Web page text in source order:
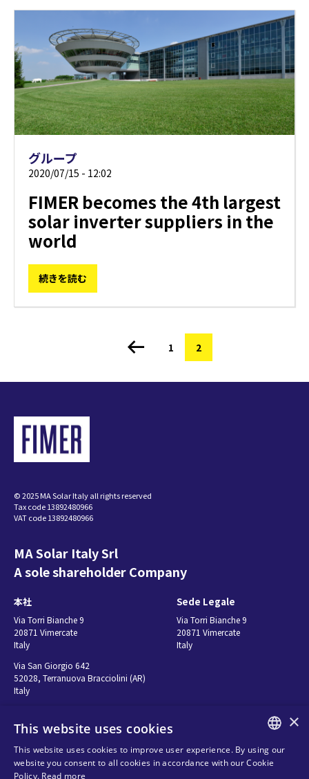
グループ
2020/07/15 - 12:02
FIMER becomes the 4th largest
solar inverter suppliers in the
world
続きを読む
ー
送
り
ペ
1
カ
2
© 2025 MA Solar Italy all rights reserved
Tax code 13892480966
VAT code 13892480966
MA Solar Italy Srl
A sole shareholder Company
本社
Via Torri Bianche 9
20871 Vimercate
Italy
Via San Giorgio 642
52028, Terranuova Bracciolini (AR)
Italy
Sede Legale
Via Torri Bianche 9
20871 Vimercate
Italy
お問い合わせ
お問い合わせ先
Seguici
ENGLISH
×
This website uses cookies
This website uses cookies to improve user experience. By using our
website you consent to all cookies in accordance with our Cookie
Policy. Read more